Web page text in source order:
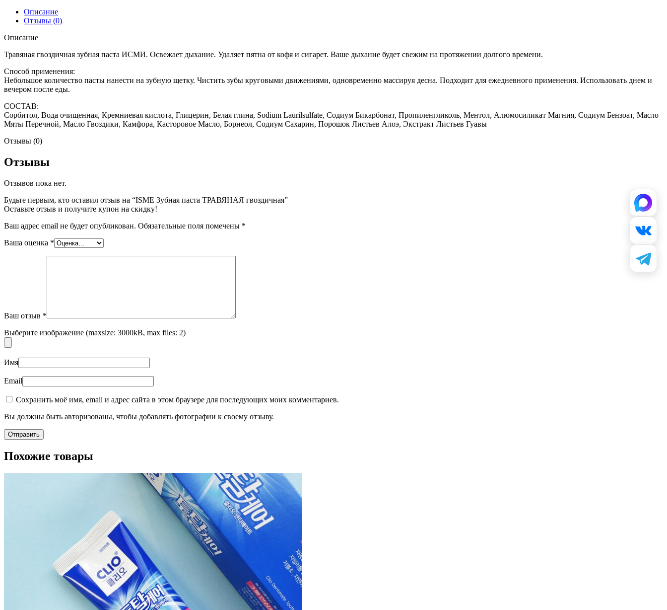
Пищевые добавки
Описание
Отзывы (0)
Описание
Травяная гвоздичная зубная паста ИСМИ. Освежает дыхание. Удаляет пятна от кофя и сигарет. Ваше дыхание будет свежим на протяжении долгого времени.
Способ применения:
Небольшое количество пасты нанести на зубную щетку. Чистить зубы круговыми движениями, одновременно массируя десна. Подходит для ежедневного применения. Использовать днем и
вечером после еды.
СОСТАВ:
Сорбитол, Вода очищенная, Кремниевая кислота, Глицерин, Белая глина, Sodium Laurilsulfate, Содиум Бикарбонат, Пропиленгликоль, Ментол, Алюмосиликат Магния, Содиум Бензоат, Масло
Мяты Перечной, Масло Гвоздики, Камфора, Касторовое Масло, Борнеол, Содиум Сахарин, Порошок Листьев Алоэ, Экстракт Листьев Гуавы
Отзывы (0)
Отзывы
Отзывов пока нет.
Будьте первым, кто оставил отзыв на “ISME Зубная паста ТРАВЯНАЯ гвоздичная”
Оставьте отзыв и получите купон на скидку!
Ваш адрес email не будет опубликован. Обязательные поля помечены *
Ваша оценка *
Ваш отзыв *
Выберите изображение (maxsize: 3000kB, max files: 2)
Имя
Email
Сохранить моё имя, email и адрес сайта в этом браузере для последующих моих комментариев.
Вы должны быть авторизованы, чтобы добавлять фотографии к своему отзыву.
Похожие товары